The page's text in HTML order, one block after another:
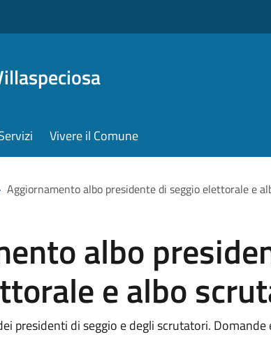
Vivere il Comune
Aggiornamento albo presidente di seggio elettorale e
albo
e albo
presidenti di seggio e degli scrutatori.